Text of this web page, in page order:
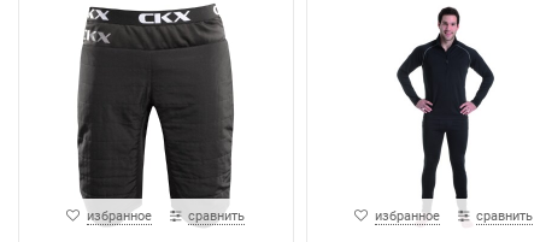
избранное сравнить избранное сравнить